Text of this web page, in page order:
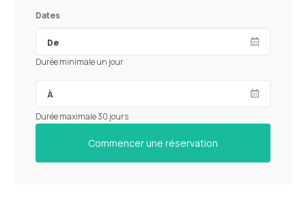
Dates
Durée minimale un jour
Durée maximale 30 jours
Commencer une réservation